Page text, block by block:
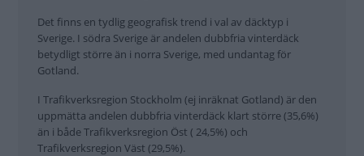
Det finns en tydlig geografisk trend i val av däcktyp i
Sverige. I södra Sverige är andelen dubbfria vinterdäck
betydligt större än i norra Sverige, med undantag för
Gotland.
I Trafikverksregion Stockholm (ej inräknat Gotland) är den
uppmätta andelen dubbfria vinterdäck klart större (35,6%)
än i både Trafikverksregion Öst ( 24,5%) och
Trafikverksregion Väst (29,5%).